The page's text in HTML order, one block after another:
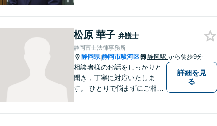
だける最善の解決を目指しま
す。【ウェブ予約システムで
迅速な対応】
松原 華子 弁護士
静岡富士法律事務所
静岡県|静岡市駿河区 静岡駅 から徒歩9分
相談者様のお話をしっかりと
聞き，丁寧に対応いたしま
す。 ひとりで悩まずにご相談
詳細を見
る